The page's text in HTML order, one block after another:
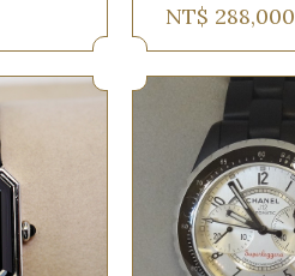
NT$ 288,000